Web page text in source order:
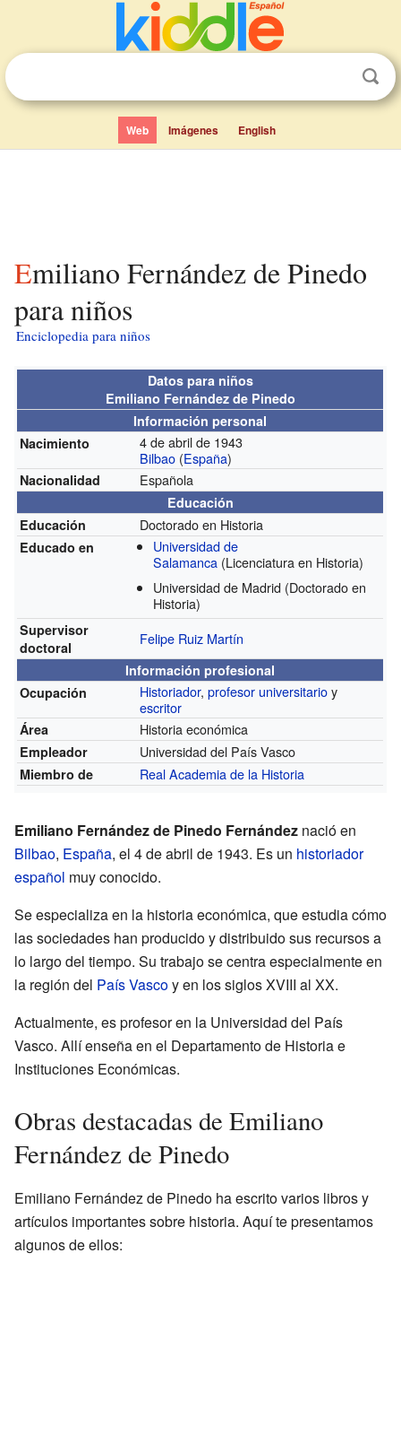
Web Imágenes English
Emiliano Fernández de Pinedo
para niños
Enciclopedia para niños
Datos para niños
Emiliano Fernández de Pinedo
Información personal
Nacimiento
4 de abril de 1943
Bilbao (España)
Nacionalidad Española
Educación
Educación
Doctorado en Historia
Educado en
Universidad de
Salamanca (Licenciatura en Historia)
Universidad de Madrid (Doctorado en
Historia)
Supervisor
doctoral
Felipe Ruiz Martín
Información profesional
Ocupación
Historiador,profesor universitarioy
escritor
Área Historia económica
Empleador Universidad del País Vasco
Miembro de Real Academia de la Historia
Emiliano Fernández de Pinedo Fernández nació en
Bilbao, España, el 4 de abril de 1943. Es un historiador
español muy conocido.
Se especializa en la historia económica, que estudia cómo
las sociedades han producido y distribuido sus recursos a
lo largo del tiempo. Su trabajo se centra especialmente en
la región del País Vascoy en los siglos XVIII al XX.
Actualmente, es profesor en la Universidad del País
Vasco. Allí enseña en el Departamento de Historia e
Instituciones Económicas.
Obras destacadas de Emiliano
Fernández de Pinedo
Emiliano Fernández de Pinedo ha escrito varios libros y
artículos importantes sobre historia. Aquí te presentamos
algunos de ellos: